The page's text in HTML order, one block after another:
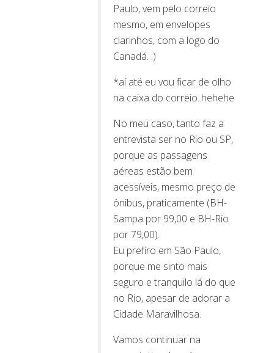
Paulo, vem pelo correio
mesmo, em envelopes
clarinhos, com a logo do
Canadá. :)
*aí até eu vou ficar de olho
na caixa do correio..hehehe
No meu caso, tanto faz a
entrevista ser no Rio ou SP,
porque as passagens
aéreas estão bem
acessíveis, mesmo preço de
ônibus, praticamente (BH-
Sampa por 99,00 e BH-Rio
por 79,00).
Eu prefiro em São Paulo,
porque me sinto mais
seguro e tranquilo lá do que
no Rio, apesar de adorar a
Cidade Maravilhosa.
Vamos continuar na